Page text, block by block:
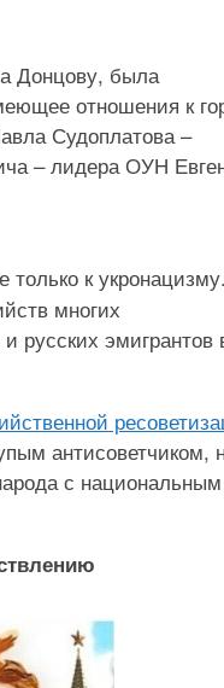
Донцову, была
отношения к
Судоплатова –
– лидера ОУН
только к
многих
русских эмигрантов
антисоветчиком,
с национальным